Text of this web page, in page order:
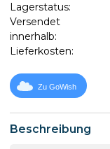
Beschreibung
Lagerstatus:
Versendet
innerhalb:
Lieferkosten:
Zu GoWish